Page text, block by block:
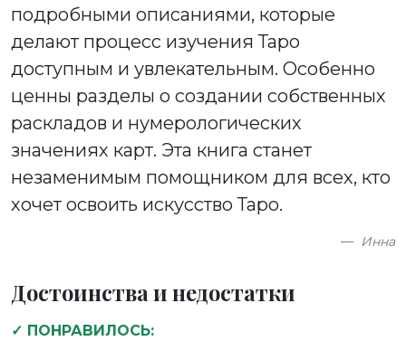
подробными описаниями, которые
делают процесс изучения Таро
доступным и увлекательным. Особенно
ценны разделы о создании собственных
раскладов и нумерологических
значениях карт. Эта книга станет
незаменимым помощником для всех, кто
хочет освоить искусство Таро.
Инна
Достоинства и недостатки
✓ ПОНРАВИЛОСЬ: